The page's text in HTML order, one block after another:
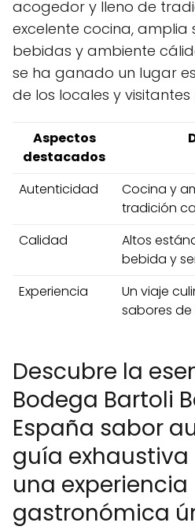
acogedor y lleno de
excelente cocina, amplia
bebidas y ambiente
se ha ganado un lugar
de los locales y
Aspectos
destacados
Autenticidad
Cocina y
tradición
Calidad
Altos
bebida y
Experiencia
Un viaje
sabores
Descubre la
Bodega Bartoli
España sabor
guía
una experiencia
gastronómica